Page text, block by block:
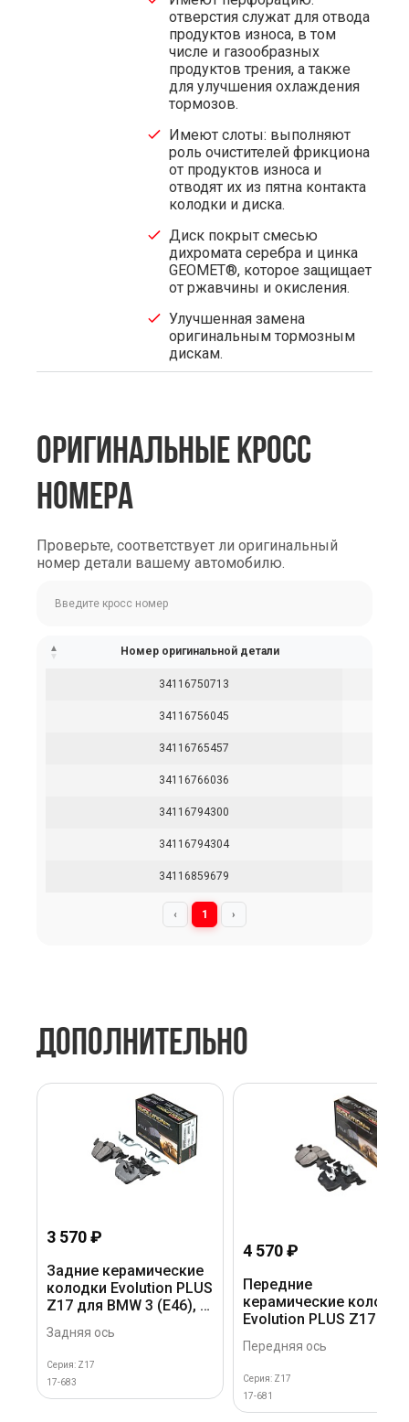
отверстия служат для отвода
продуктов износа, в том
числе и газообразных
продуктов трения, а также
для улучшения охлаждения
тормозов.
Имеют слоты: выполняют
роль очистителей фрикциона
от продуктов износа и
отводят их из пятна контакта
колодки и диска.
Диск покрыт смесью
дихромата серебра и цинка
GEOMET®, которое защищает
от ржавчины и окисления.
Улучшенная замена
оригинальным тормозным
дискам.
ОРИГИНАЛЬНЫЕ КРОСС
НОМЕРА
Проверьте, соответствует ли оригинальный
номер детали вашему автомобилю.
Номер оригинальной детали
34116750713
34116756045
34116765457
34116766036
34116794300
34116794304
34116859679
‹ 1 ›
ДОПОЛНИТЕЛЬНО
3 570 ₽
Задние керамические
колодки Evolution PLUS
Z17 для BMW 3 (E46), 5
(E39), 7 (E38), X5 (E53),
Z4 (E85/E86)
Задняя ось
Серия: Z17
17-683
4 570 ₽
Передние
керамические колодки
Evolution PLUS Z17 для
BMW 5, 7 серии, X3, X5
Передняя ось
Серия: Z17
17-681